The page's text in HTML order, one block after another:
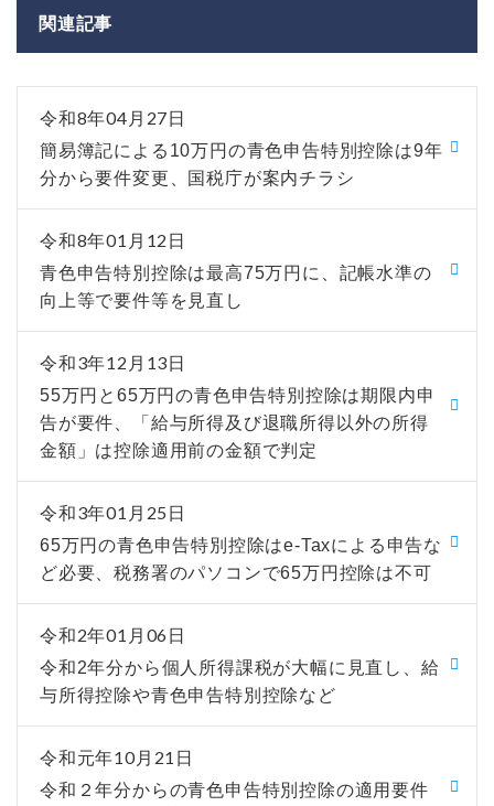
関連記事
令和8年04月27日
簡易簿記による10万円の青色申告特別控除は9年
分から要件変更、国税庁が案内チラシ
令和8年01月12日
青色申告特別控除は最高75万円に、記帳水準の
向上等で要件等を見直し
令和3年12月13日
55万円と65万円の青色申告特別控除は期限内申
告が要件、「給与所得及び退職所得以外の所得
金額」は控除適用前の金額で判定
令和3年01月25日
65万円の青色申告特別控除はe-Taxによる申告な
ど必要、税務署のパソコンで65万円控除は不可
令和2年01月06日
令和2年分から個人所得課税が大幅に見直し、給
与所得控除や青色申告特別控除など
令和元年10月21日
令和２年分からの青色申告特別控除の適用要件